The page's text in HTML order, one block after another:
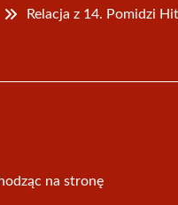
Relacja z 14. Pomidzi
na stronę